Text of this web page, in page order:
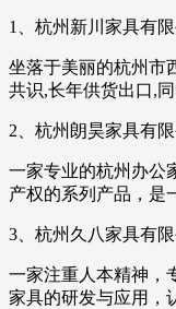
1、杭州新川家具有限
坐落于美丽的杭州市
共识,长年供货出口,
2、杭州朗昊家具有限
一家专业的杭州办公
产权的系列产品，是
3、杭州久八家具有限
一家注重人本精神，
家具的研发与应用，